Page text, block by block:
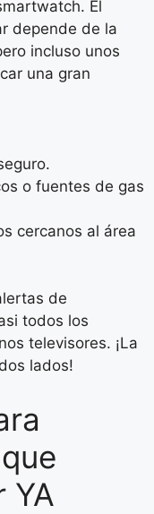
El
depende de la
incluso unos
una gran
o fuentes de gas
cercanos al área
de
todos los
televisores. ¡La
lados!
YA